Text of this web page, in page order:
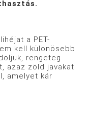
a PET-
kell különösebb
rengeteg
azaz zöld javakat
amelyet kár